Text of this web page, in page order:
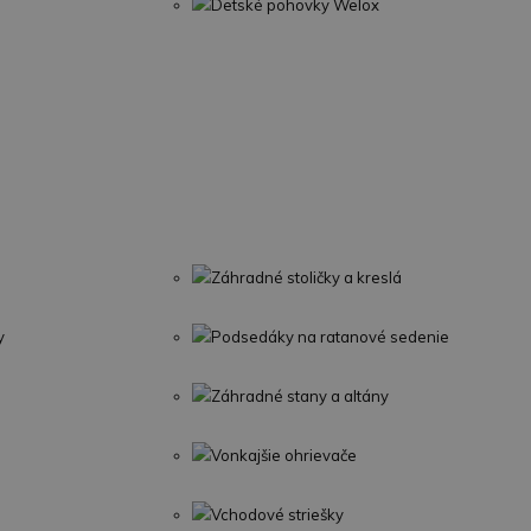
Detské pohovky Welox
Záhradné stoličky a kreslá
Podsedáky na ratanové sedenie
Záhradné stany a altány
Vonkajšie ohrievače
Vchodové striešky